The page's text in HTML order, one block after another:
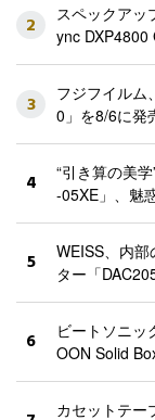
2
スペックアッ
ync DXP4800
3
フジフイルム
0」を8/6に発
4
“引き算の美
-05XE」、魅
5
WEISS、内
ター「
6
ビートソニッ
OON Solid
カセットテー